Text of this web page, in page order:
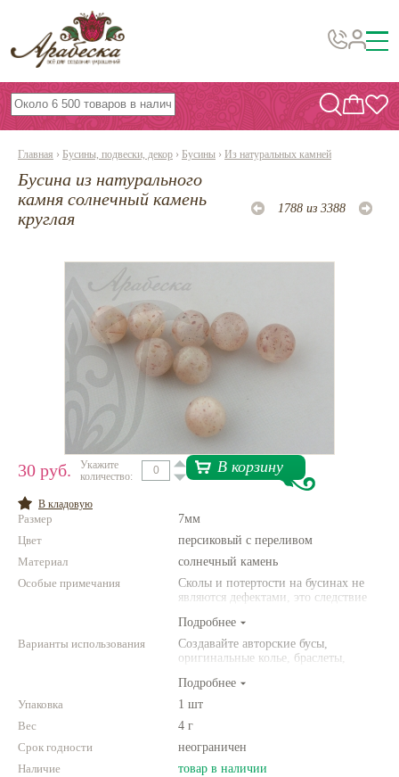
Бусины, подвески, декор
Бисер
Фурнитура
Проволока
Инструменты и материалы
Эпоксидная смола
Шнуры, ленты, нитки
По темам и сезонам
Нетемнеющая фурнитура
Всё для вышивки
Натуральные камни
Новинки!
О магазине
Главная › Бусины, подвески, декор › Бусины › Из натуральных камней
Бусина из натурального
камня солнечный камень
круглая
1788 из 3388
30 руб.
Укажите
количество:
В корзину
В кладовую
Размер
7мм
Цвет
персиковый с переливом
Материал
солнечный камень
Особые примечания
Сколы и потертости на бусинах не
являются дефектами, это следствие
природного камня. Цвет и размер
товара может отличаться от
представленных на фото.
Подробнее
Варианты использования
Создавайте авторские бусы,
оригинальные колье, браслеты,
Комбинируйте различные цвета и
размеры. Фантазируйте!
Подробнее
Упаковка
1 шт
Вес
4 г
Срок годности
неограничен
Наличие
товар в наличии